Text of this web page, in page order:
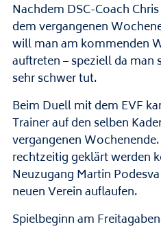
Nachdem DSC-Coach
dem vergangenen
will man am kommenden
auftreten – speziell da
sehr schwer tut.
Beim Duell mit dem EVF
Trainer auf den selben
vergangenen
rechtzeitig geklärt werden
Neuzugang Martin
neuen Verein auflaufen.
Spielbeginn am